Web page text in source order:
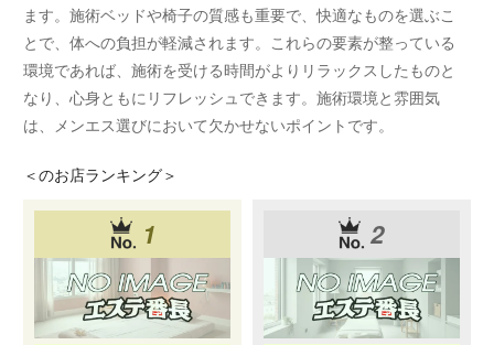
ます。施術ベッドや椅子の質感も重要で、快適なものを選ぶこ
とで、体への負担が軽減されます。これらの要素が整っている
環境であれば、施術を受ける時間がよりリラックスしたものと
なり、心身ともにリフレッシュできます。施術環境と雰囲気
は、メンエス選びにおいて欠かせないポイントです。
＜のお店ランキング＞
1 2